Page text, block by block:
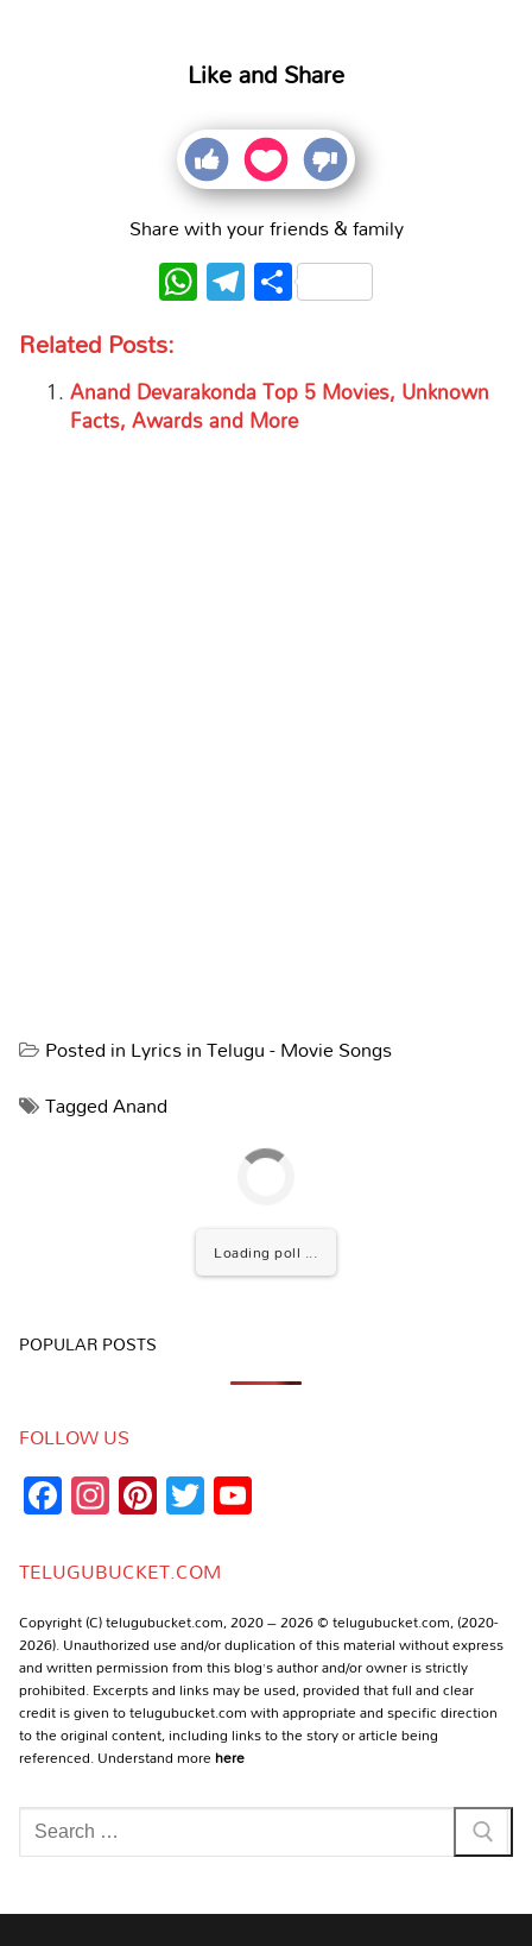
Like and Share
Share with your friends & family
WhatsApp
Telegram
Share
Related Posts:
Anand Devarakonda Top 5 Movies, Unknown
Facts, Awards and More
Posted inLyrics in Telugu - Movie Songs
TaggedAnand
Loading poll ...
POPULAR POSTS
FOLLOW US
Facebook
Instagram
Pinterest
Twitter
TELUGUBUCKET.COM
Copyright (C) telugubucket.com, 2020 – 2026 © telugubucket.com, (2020-
2026). Unauthorized use and/or duplication of this material without express
and written permission from this blog’s author and/or owner is strictly
prohibited. Excerpts and links may be used, provided that full and clear
credit is given to telugubucket.com with appropriate and specific direction
to the original content, including links to the story or article being
referenced. Understand morehere
Search
for: